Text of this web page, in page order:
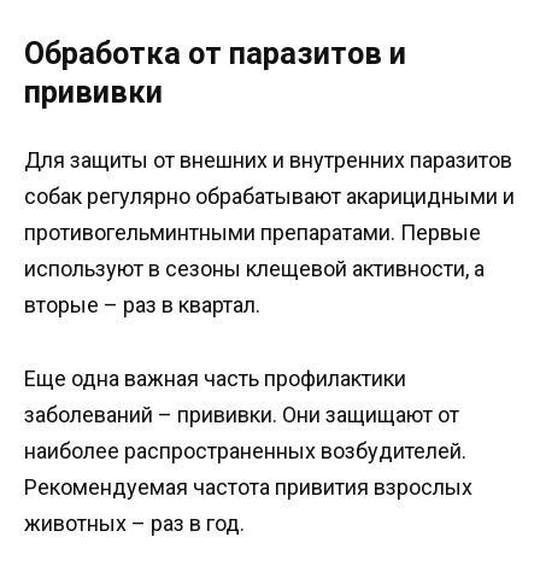
Обработка от паразитов и
прививки
Для защиты от внешних и внутренних паразитов
собак регулярно обрабатывают акарицидными и
противогельминтными препаратами. Первые
используют в сезоны клещевой активности, а
вторые – раз в квартал.
Еще одна важная часть профилактики
заболеваний – прививки. Они защищают от
наиболее распространенных возбудителей.
Рекомендуемая частота привития взрослых
животных – раз в год.